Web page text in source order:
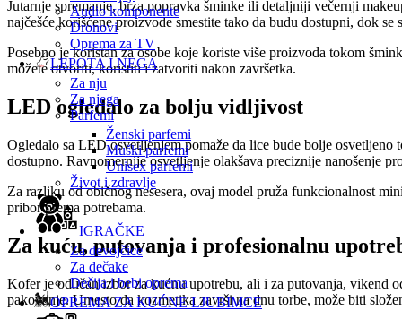
Audio komponente
Dronovi
Oprema za TV
LEPOTA I NEGA
Za nju
Za njega
Parfemi
Ženski parfemi
Muški parfemi
Unisex parfemi
Život i zdravlje
IGRAČKE
Za devojčice
Za dečake
Dečija i bebi oprema
OPREMA ZA KUĆNE LJUBIMCE
Jutarnje spremanje, brza popravka šminke ili detaljniji večernji
najčešće korišćene proizvode smestite tako da budu dostupni, dok
Posebno je koristan za osobe koje koriste više proizvoda tokom
možete otvoriti, koristiti i zatvoriti nakon završetka.
LED ogledalo za bolju vidljivost
Ogledalo sa LED osvetljenjem pomaže da lice bude bolje
dostupno. Ravnomernije osvetljenje olakšava preciznije nanošenje
Za razliku od običnog nesesera, ovaj model pruža funkcionalnost
pribor prema potrebama.
Za kuću, putovanja i profesionalnu
Kofer je odličan izbor za kućnu upotrebu, ali i za putovanja, vikend
pakovanje. Umesto da kozmetika završi na dnu torbe, može biti